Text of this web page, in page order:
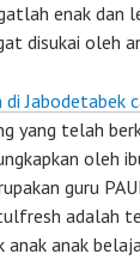
enak dan
disukai oleh
yang telah
oleh
guru
adalah
anak anak